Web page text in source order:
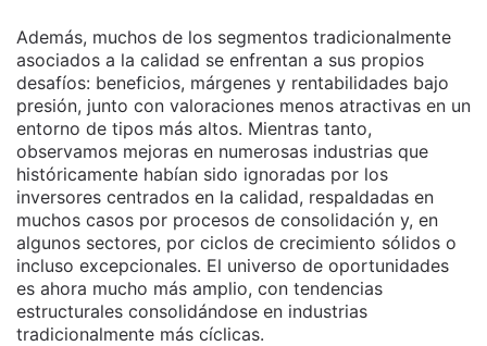
Además, muchos de los segmentos tradicionalmente
asociados a la calidad se enfrentan a sus propios
desafíos: beneficios, márgenes y rentabilidades bajo
presión, junto con valoraciones menos atractivas en un
entorno de tipos más altos. Mientras tanto,
observamos mejoras en numerosas industrias que
históricamente habían sido ignoradas por los
inversores centrados en la calidad, respaldadas en
muchos casos por procesos de consolidación y, en
algunos sectores, por ciclos de crecimiento sólidos o
incluso excepcionales. El universo de oportunidades
es ahora mucho más amplio, con tendencias
estructurales consolidándose en industrias
tradicionalmente más cíclicas.